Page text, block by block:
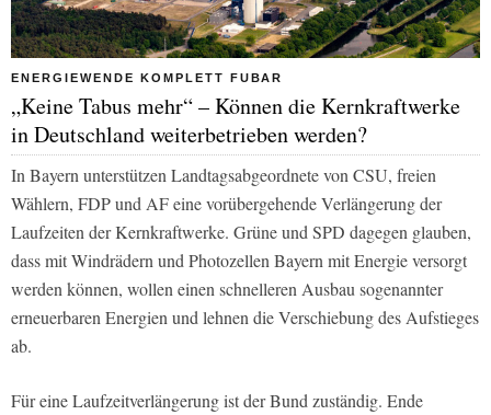
ENERGIEWENDE KOMPLETT FUBAR
„Keine Tabus mehr“ – Können die Kernkraftwerke
in Deutschland weiterbetrieben werden?
In Bayern unterstützen Landtagsabgeordnete von CSU, freien
Wählern, FDP und AF eine vorübergehende Verlängerung der
Laufzeiten der Kernkraftwerke. Grüne und SPD dagegen glauben,
dass mit Windrädern und Photozellen Bayern mit Energie versorgt
werden können, wollen einen schnelleren Ausbau sogenannter
erneuerbaren Energien und lehnen die Verschiebung des Aufstieges
ab.
Für eine Laufzeitverlängerung ist der Bund zuständig. Ende